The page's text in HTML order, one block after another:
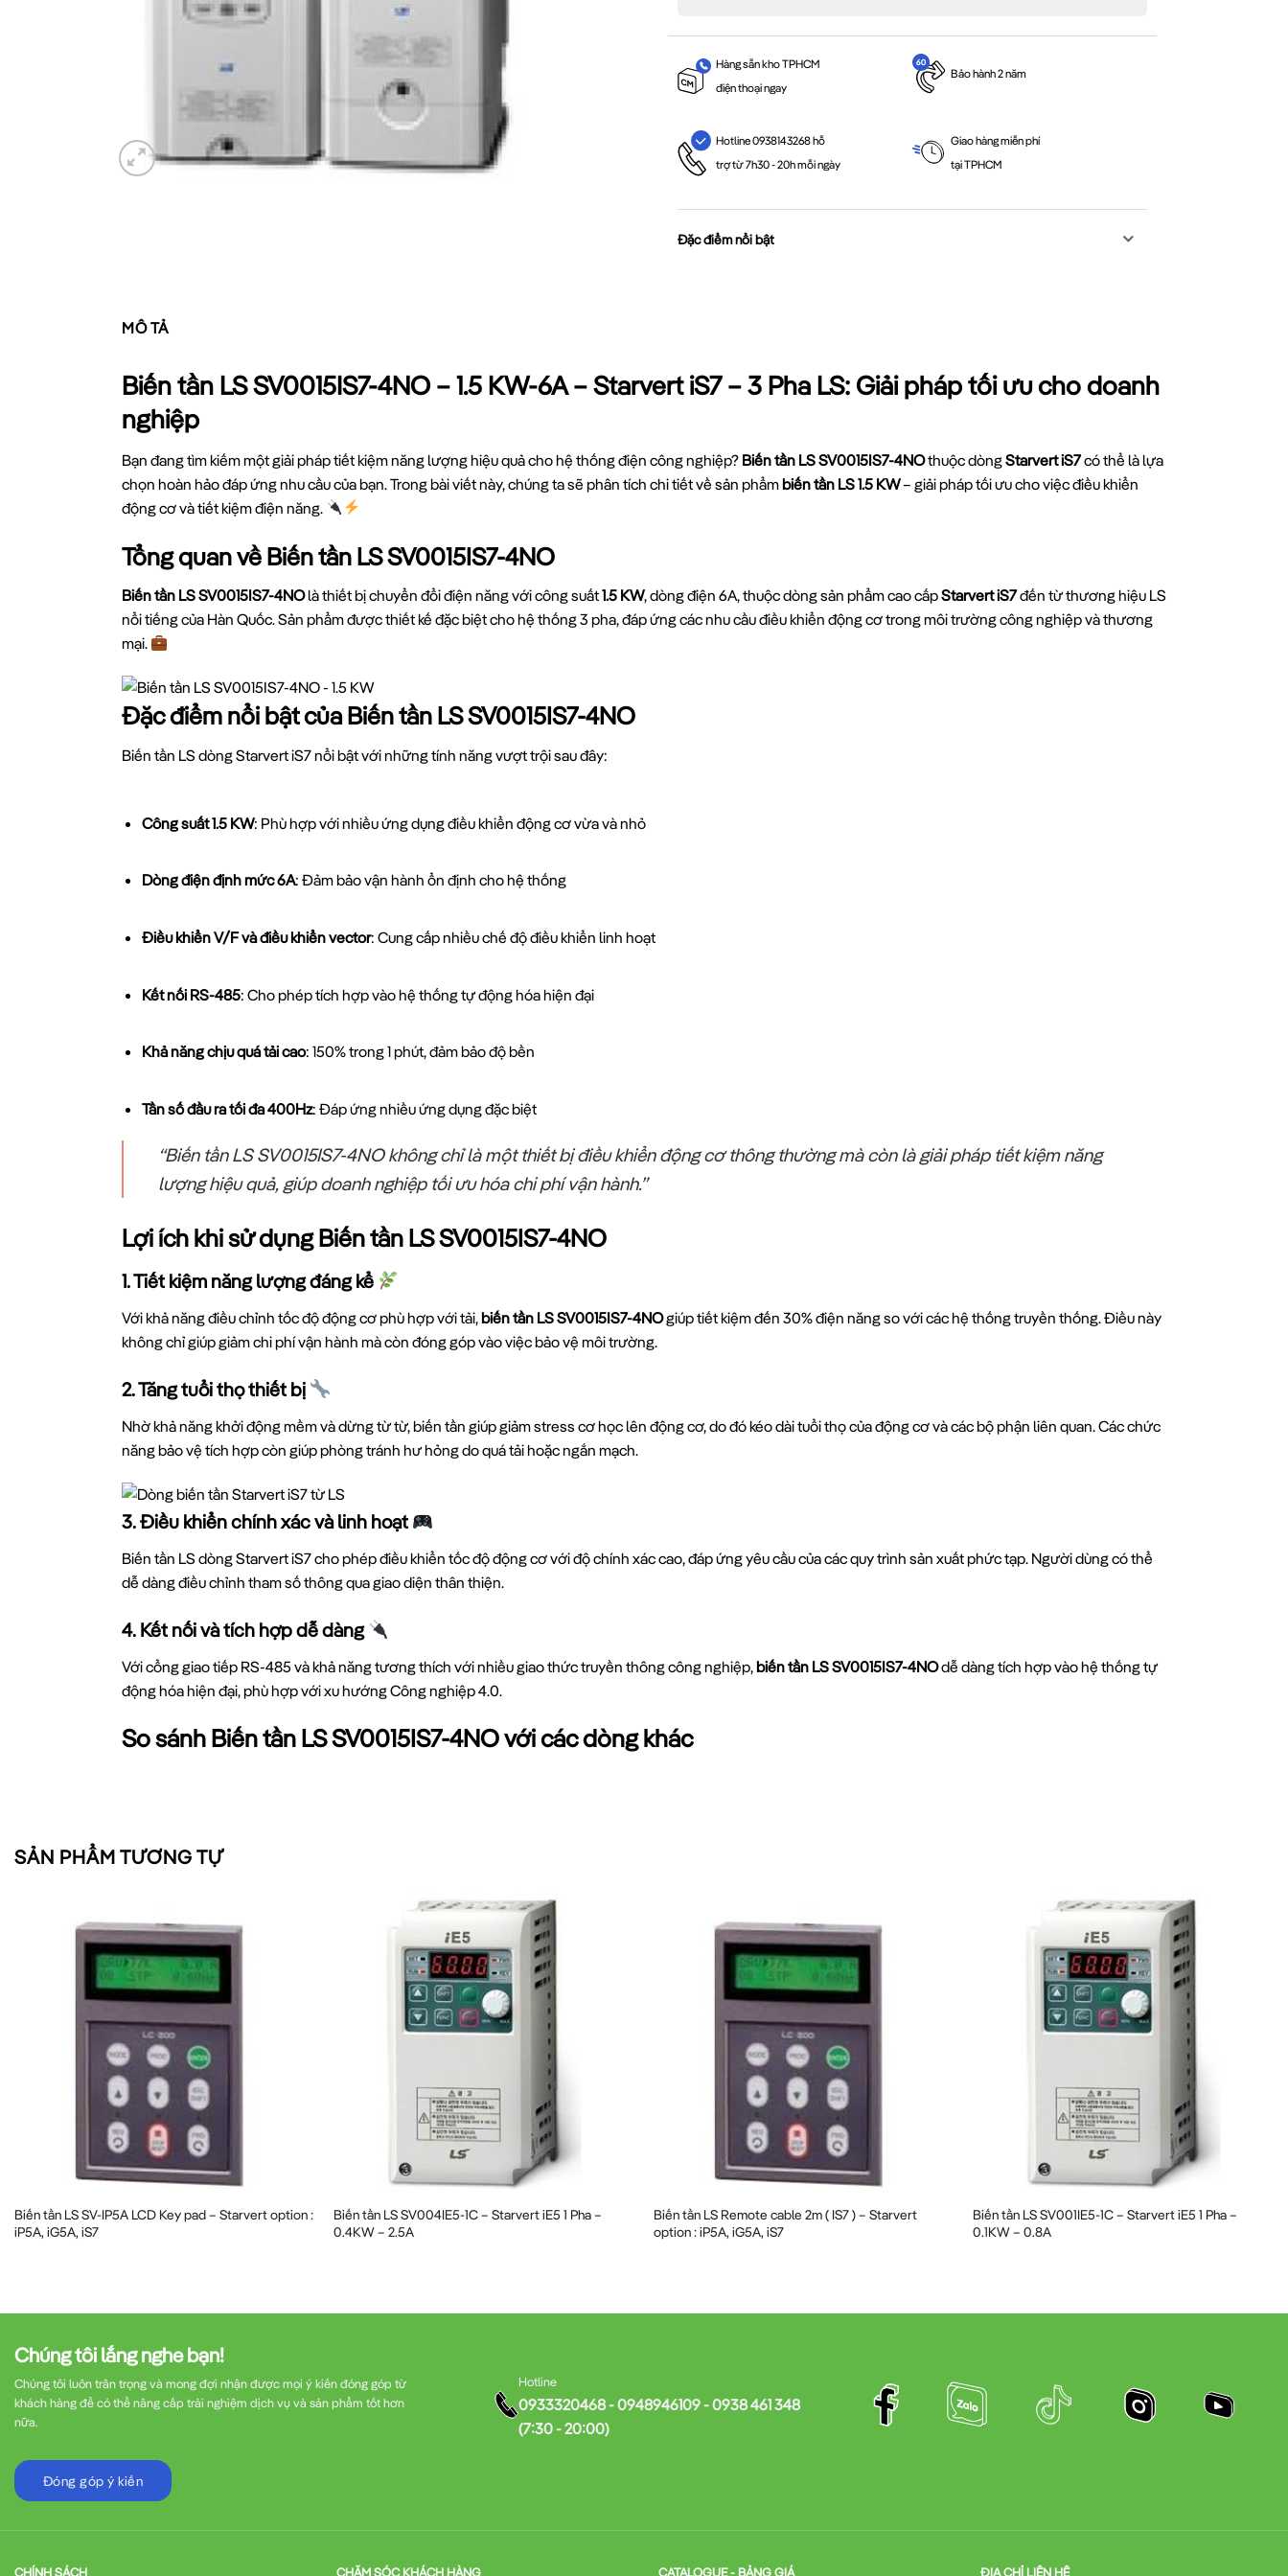
Hàng sẵn kho TPHCM
điện thoại ngay
Bảo hành 2 năm
Hotline 0938143268 hỗ
trợ từ 7h30 - 20h mỗi ngày
Giao hàng miễn phí
tại TPHCM
Đặc điểm nổi bật
MÔ TẢ
Biến tần LS SV0015IS7-4NO – 1.5 KW-6A – Starvert iS7 – 3 Pha LS: Giải pháp tối ưu cho doanh
nghiệp
Bạn đang tìm kiếm một giải pháp tiết kiệm năng lượng hiệu quả cho hệ thống điện công nghiệp? Biến tần LS SV0015IS7-4NOthuộc dòngStarvert iS7có thể là lựa
chọn hoàn hảo đáp ứng nhu cầu của bạn. Trong bài viết này, chúng ta sẽ phân tích chi tiết về sản phẩmbiến tần LS 1.5 KW– giải pháp tối ưu cho việc điều khiển
động cơ và tiết kiệm điện năng.
Tổng quan về Biến tần LS SV0015IS7-4NO
Biến tần LS SV0015IS7-4NOlà thiết bị chuyển đổi điện năng với công suất1.5 KW, dòng điện 6A, thuộc dòng sản phẩm cao cấpStarvert iS7đến từ thương hiệu LS
nổi tiếng của Hàn Quốc. Sản phẩm được thiết kế đặc biệt cho hệ thống 3 pha, đáp ứng các nhu cầu điều khiển động cơ trong môi trường công nghiệp và thương
mại.
Đặc điểm nổi bật của Biến tần LS SV0015IS7-4NO
Biến tần LS dòng Starvert iS7 nổi bật với những tính năng vượt trội sau đây:
Công suất 1.5 KW: Phù hợp với nhiều ứng dụng điều khiển động cơ vừa và nhỏ
Dòng điện định mức 6A: Đảm bảo vận hành ổn định cho hệ thống
Điều khiển V/F và điều khiển vector: Cung cấp nhiều chế độ điều khiển linh hoạt
Kết nối RS-485: Cho phép tích hợp vào hệ thống tự động hóa hiện đại
Khả năng chịu quá tải cao: 150% trong 1 phút, đảm bảo độ bền
Tần số đầu ra tối đa 400Hz: Đáp ứng nhiều ứng dụng đặc biệt
“Biến tần LS SV0015IS7-4NO không chỉ là một thiết bị điều khiển động cơ thông thường mà còn là giải pháp tiết kiệm năng
lượng hiệu quả, giúp doanh nghiệp tối ưu hóa chi phí vận hành.”
Lợi ích khi sử dụng Biến tần LS SV0015IS7-4NO
1. Tiết kiệm năng lượng đáng kể
Với khả năng điều chỉnh tốc độ động cơ phù hợp với tải,biến tần LS SV0015IS7-4NOgiúp tiết kiệm đến 30% điện năng so với các hệ thống truyền thống. Điều này
không chỉ giúp giảm chi phí vận hành mà còn đóng góp vào việc bảo vệ môi trường.
2. Tăng tuổi thọ thiết bị
Nhờ khả năng khởi động mềm và dừng từ từ, biến tần giúp giảm stress cơ học lên động cơ, do đó kéo dài tuổi thọ của động cơ và các bộ phận liên quan. Các chức
năng bảo vệ tích hợp còn giúp phòng tránh hư hỏng do quá tải hoặc ngắn mạch.
3. Điều khiển chính xác và linh hoạt
Biến tần LS dòng Starvert iS7 cho phép điều khiển tốc độ động cơ với độ chính xác cao, đáp ứng yêu cầu của các quy trình sản xuất phức tạp. Người dùng có thể
dễ dàng điều chỉnh tham số thông qua giao diện thân thiện.
4. Kết nối và tích hợp dễ dàng
Với cổng giao tiếp RS-485 và khả năng tương thích với nhiều giao thức truyền thông công nghiệp,biến tần LS SV0015IS7-4NOdễ dàng tích hợp vào hệ thống tự
động hóa hiện đại, phù hợp với xu hướng Công nghiệp 4.0.
So sánh Biến tần LS SV0015IS7-4NO với các dòng khác
Dòng điện
Tần số đầu ra tối đa
300Hz
Kết nối mạng
RS-485 RS-485
Quá tải
150%/1 phút 120%/1 phút
Ứng dụng của Biến tần LS SV0015IS7-4NO
Biến tần LS 1.5 KW được ứng dụng rộng rãi trong nhiều lĩnh vực công nghiệp và thương mại:
Hệ thống bơm và quạt : Tối ưu hóa năng lượng và kiểm soát lưu lượng chính xác
Máy nén khí : Điều khiển hiệu quả và tiết kiệm năng lượng
Hệ thống HVAC: Điều khiển nhiệt độ và thông gió linh hoạt
Hướng dẫn lắp đặt và vận hành Biến tần LS SV0015IS7-4NO
Các bước lắp đặt cơ bản
Để đảm bảo biến tần hoạt động hiệu quả và an toàn, bạn nên tuân thủ các bước sau:
SẢN PHẨM TƯƠNG TỰ
Biến tần LS SV-IP5A LCD Key pad – Starvert option :
iP5A, iG5A, iS7
Biến tần LS SV004IE5-1C – Starvert iE5 1 Pha –
0.4KW – 2.5A
Biến tần LS Remote cable 2m ( IS7 ) – Starvert
option : iP5A, iG5A, iS7
Biến tần LS SV001IE5-1C – Starvert iE5 1 Pha –
0.1KW – 0.8A
Chúng tôi lắng nghe bạn!
Chúng tôi luôn trân trọng và mong đợi nhận được mọi ý kiến đóng góp từ
khách hàng để có thể nâng cấp trải nghiệm dịch vụ và sản phẩm tốt hơn
nữa.
Đóng góp ý kiến
Hotline
0933320468 - 0948946109 - 0938 461 348
(7:30 - 20:00)
CHÍNH SÁCH CHĂM SÓC KHÁCH HÀNG CATALOGUE - BẢNG GIÁ ĐỊA CHỈ LIÊN HỆ